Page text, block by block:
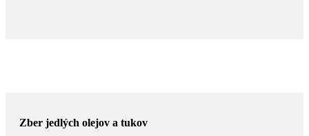
Zber jedlých olejov a tukov